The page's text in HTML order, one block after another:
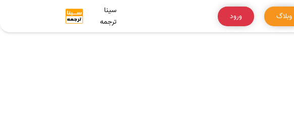
وبلاگ ورود
سینا
ترجمه